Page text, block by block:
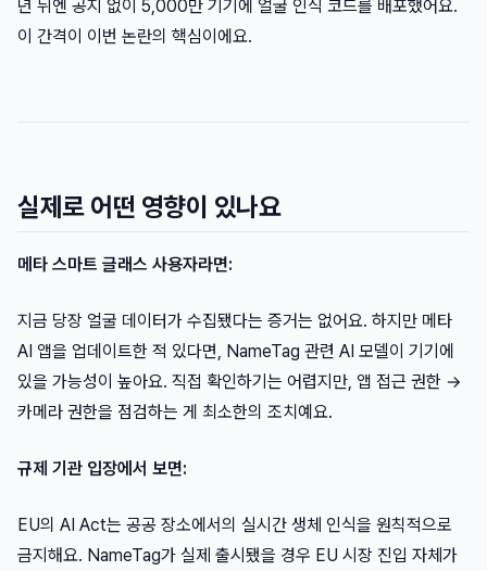
년 뒤엔 공지 없이 5,000만 기기에 얼굴 인식 코드를 배포했어요.
이 간격이 이번 논란의 핵심이에요.
실제로 어떤 영향이 있나요
메타 스마트 글래스 사용자라면:
지금 당장 얼굴 데이터가 수집됐다는 증거는 없어요. 하지만 메타
AI 앱을 업데이트한 적 있다면, NameTag 관련 AI 모델이 기기에
있을 가능성이 높아요. 직접 확인하기는 어렵지만, 앱 접근 권한 →
카메라 권한을 점검하는 게 최소한의 조치예요.
규제 기관 입장에서 보면:
EU의 AI Act는 공공 장소에서의 실시간 생체 인식을 원칙적으로
금지해요. NameTag가 실제 출시됐을 경우 EU 시장 진입 자체가